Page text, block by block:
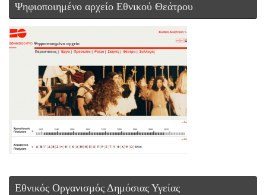
Ψηφιοποιημένο αρχείο Εθνικού Θεάτρου
Εθνικός Οργανισμός Δημόσιας Υγείας